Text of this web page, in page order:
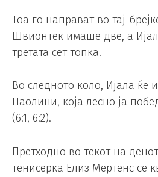
Тоа го направат во тај-
Швионтек имаше две, а
третата сет топка.
Во следното коло, Ијала ќе
Паолини, која лесно ја
(6:1, 6:2).
Претходно во текот на
тенисерка Елиз Мертенс се